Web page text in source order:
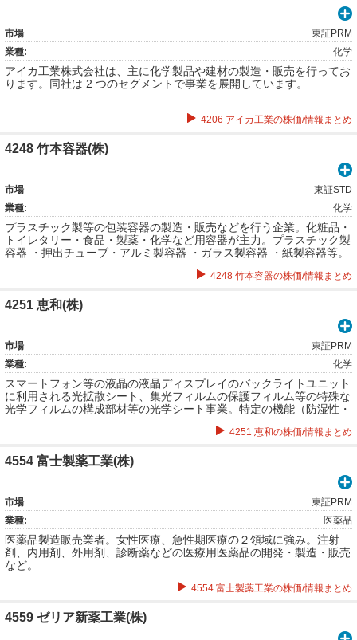
市場
東証PRM
業種:
化学
アイカ工業株式会社は、主に化学製品や建材の製造・販売を行ってお
ります。同社は 2 つのセグメントで事業を展開しています。
4206 アイカ工業の株価/情報まとめ
4248 竹本容器(株)
市場
東証STD
業種:
化学
プラスチック製等の包装容器の製造・販売などを行う企業。化粧品・
トイレタリー・食品・製薬・化学など用容器が主力。プラスチック製
容器 ・押出チューブ・アルミ製容器 ・ガラス製容器 ・紙製容器等。
4248 竹本容器の株価/情報まとめ
4251 恵和(株)
市場
東証PRM
業種:
化学
スマートフォン等の液晶の液晶ディスプレイのバックライトユニット
に利用される光拡散シート、集光フィルムの保護フィルム等の特殊な
光学フィルムの構成部材等の光学シート事業。特定の機能（防湿性・
ンエネルギー材料、及び建築資材や農業資材等その他の産業関連資材
4251 恵和の株価/情報まとめ
4554 富士製薬工業(株)
市場
東証PRM
業種:
医薬品
医薬品製造販売業者。女性医療、急性期医療の２領域に強み。注射
剤、内用剤、外用剤、診断薬などの医療用医薬品の開発・製造・販売
など。
4554 富士製薬工業の株価/情報まとめ
4559 ゼリア新薬工業(株)